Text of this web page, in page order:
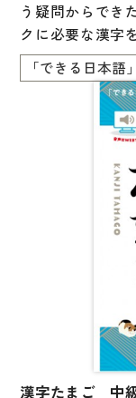
う疑問からでき
クに必要な漢字
方を身につけら
学習した漢字は
報を読み取った
を試します。「
る』」という実
拠。初級、初中
「できる日本語」
漢字たまご 中